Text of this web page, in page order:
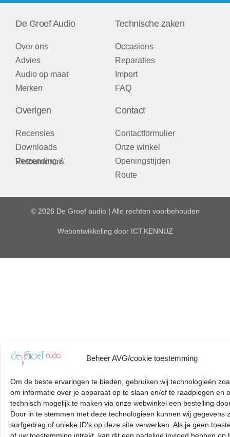
Beheer AVG/cookie toestemming
Om de beste ervaringen te bieden, gebruiken wij technologieën
om informatie over je apparaat op te slaan en/of te raadplegen en
technisch mogelijk te maken via onze webwinkel een bestelling
Door in te stemmen met deze technologieën kunnen wij gegevens
surfgedrag of unieke ID's op deze site verwerken. Als je geen
De Groef Audio
Over ons
Advies
Audio op maat
Merken
Technische zaken
Occasions
Reparaties
Import
FAQ
Overigen
Recensies
Downloads
Verzending & Retourneren
Contact
Contactformulier
Onze winkel
Openingstijden
Route
© 2026 De Groef audio | Alle rechten voorbehouden
Webontwikkeling door ICT.KENNUZ